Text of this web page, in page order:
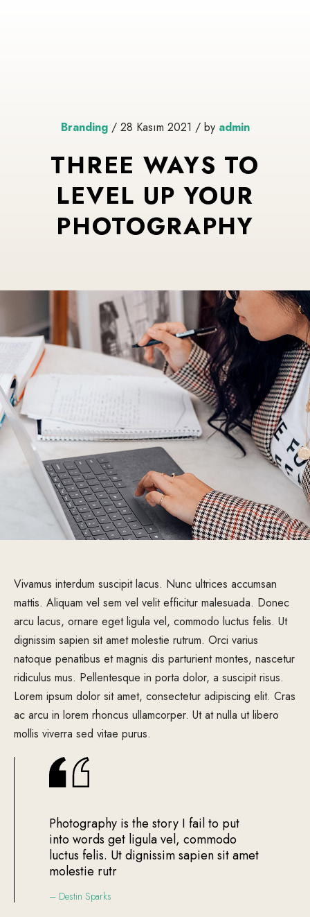
Branding/ 28 Kasım 2021 / by admin
THREE WAYS TO
LEVEL UP YOUR
PHOTOGRAPHY
Vivamus interdum suscipit lacus. Nunc ultrices accumsan
mattis. Aliquam vel sem vel velit efficitur malesuada. Donec
arcu lacus, ornare eget ligula vel, commodo luctus felis. Ut
dignissim sapien sit amet molestie rutrum. Orci varius
natoque penatibus et magnis dis parturient montes, nascetur
ridiculus mus. Pellentesque in porta dolor, a suscipit risus.
Lorem ipsum dolor sit amet, consectetur adipiscing elit. Cras
ac arcu in lorem rhoncus ullamcorper. Ut at nulla ut libero
mollis viverra sed vitae purus.
Photography is the story I fail to put
into words get ligula vel, commodo
luctus felis. Ut dignissim sapien sit amet
molestie rutr
– Destin Sparks